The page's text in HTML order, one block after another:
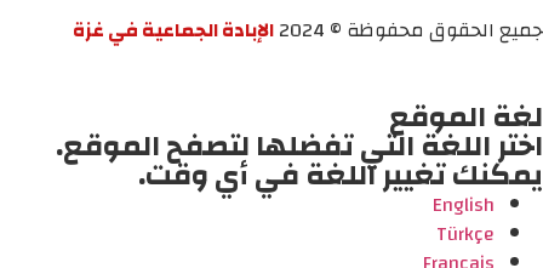
جميع الحقوق محفوظة © 2024
الإبادة الجماعية في غزة
لغة الموقع
اختر اللغة التي تفضلها لتصفح الموقع.
يمكنك تغيير اللغة في أي وقت.
English
Türkçe